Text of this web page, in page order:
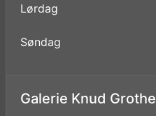
Lørdag
Søndag
Galerie Knud Grothe